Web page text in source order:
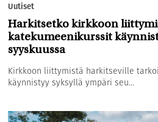
Uutiset
Harkitsetko kirkkoon
katekumeenikurssit
syyskuussa
Kirkkoon liittymistä harkitseville
käynnistyy syksyllä ympäri seu...